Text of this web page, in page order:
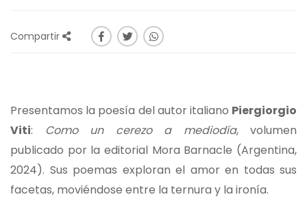
Compartir
Presentamos la poesía del autor italiano Piergiorgio
Viti: Como un cerezo a mediodía, volumen
publicado por la editorial Mora Barnacle (Argentina,
2024). Sus poemas exploran el amor en todas sus
facetas, moviéndose entre la ternura y la ironía.